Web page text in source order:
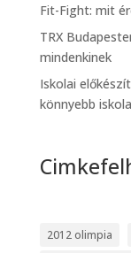
Fit-Fight: mit
TRX
mindenkinek
Iskolai
könnyebb
2012 olimpia